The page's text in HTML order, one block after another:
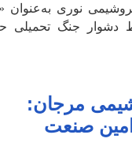
نوری به‌عنوان
دشوار جنگ تحمیلی
مرجان:
امین صنعت